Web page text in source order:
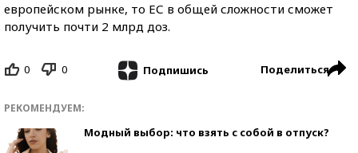
европейском рынке, то ЕС в общей сложности сможет
получить почти 2 млрд доз.
0 0 Подпишись Поделиться
РЕКОМЕНДУЕМ:
Модный выбор: что взять с собой в отпуск?